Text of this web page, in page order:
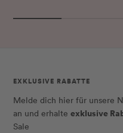
EXKLUSIVE RABATTE
Melde dich hier für unsere
an und erhalte exklusive
Sale